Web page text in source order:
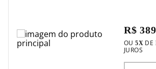
R$
OU 5X DE
JUROS